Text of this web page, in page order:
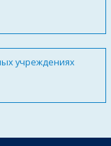
учреждениях